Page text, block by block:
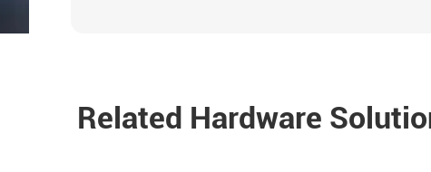
Related Hardware